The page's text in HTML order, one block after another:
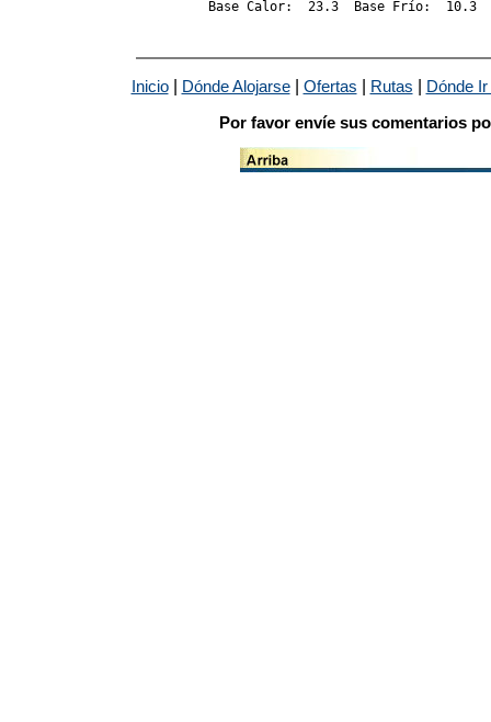
Inicio| Dónde Alojarse| Ofertas Rutas Dónde
Por favor envíe sus comentarios